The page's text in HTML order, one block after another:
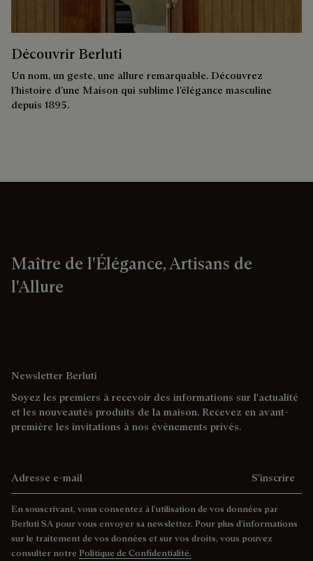
Découvrir Berluti
Un nom, un geste, une allure remarquable. Découvrez
l’histoire d’une Maison qui sublime l’élégance masculine
depuis 1895.
Maître de l'Élégance, Artisans de
l'Allure
Newsletter Berluti
Soyez les premiers à recevoir des informations sur l'actualité
et les nouveautés produits de la maison. Recevez en avant-
première les invitations à nos évènements privés.
S'inscrire
En souscrivant, vous consentez à l’utilisation de vos données par
Berluti SA pour vous envoyer sa newsletter. Pour plus d’informations
sur le traitement de vos données et sur vos droits, vous pouvez
consulter notre Politique de Confidentialité.